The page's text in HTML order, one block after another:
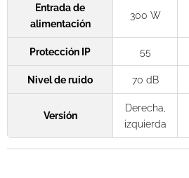
Entrada de
alimentación
300 W
Protección IP 55
Nivel de ruido 70 dB
Versión
Derecha,
izquierda